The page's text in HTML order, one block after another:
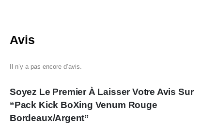
Avis
Il n’y a pas encore d’avis.
Soyez Le Premier À Laisser Votre Avis Sur
“Pack Kick BoXing Venum Rouge
Bordeaux/Argent”